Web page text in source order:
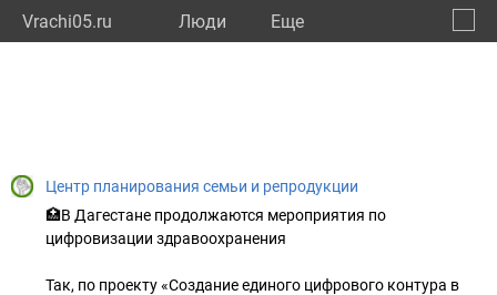
Vrachi05.ru Люди Eще
Центр планирования семьи и репродукции
🏥В Дагестане продолжаются мероприятия по
цифровизации здравоохранения
Так, по проекту «Создание единого цифрового контура в